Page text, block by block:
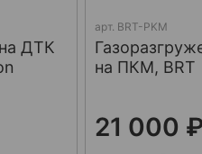
ДТК
арт. BRT-PKM
на ПКМ, BRT
21 000 ₽